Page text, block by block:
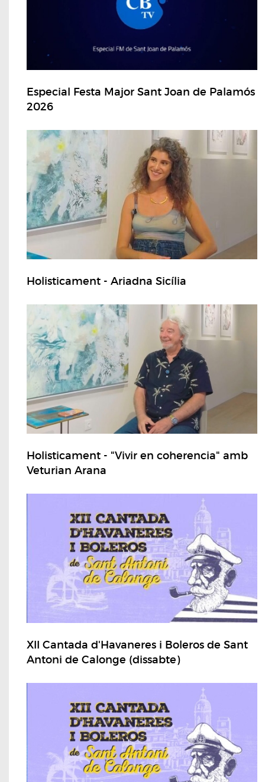
Especial Festa Major Sant Joan de Palamós
2026
Holisticament - Ariadna Sicília
Holisticament - "Vivir en coherencia" amb
Veturian Arana
XII Cantada d'Havaneres i Boleros de Sant
Antoni de Calonge (dissabte)